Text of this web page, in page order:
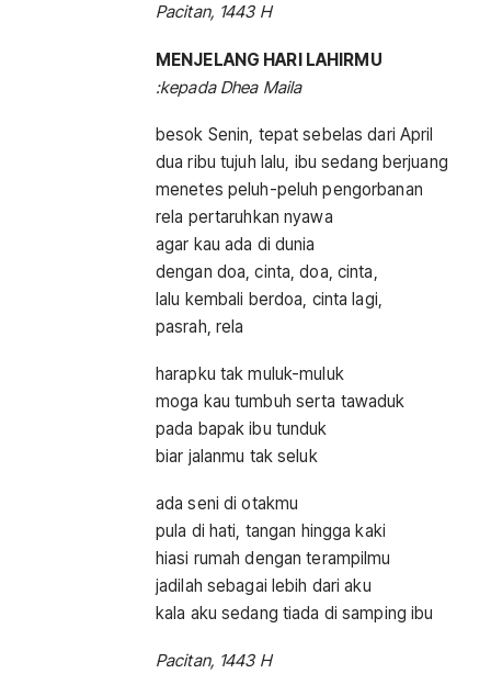
Pacitan, 1443 H
MENJELANG HARI LAHIRMU
:kepada Dhea Maila
besok Senin, tepat sebelas dari April
dua ribu tujuh lalu, ibu sedang berjuang
menetes peluh-peluh pengorbanan
rela pertaruhkan nyawa
agar kau ada di dunia
dengan doa, cinta, doa, cinta,
lalu kembali berdoa, cinta lagi,
pasrah, rela
harapku tak muluk-muluk
moga kau tumbuh serta tawaduk
pada bapak ibu tunduk
biar jalanmu tak seluk
ada seni di otakmu
pula di hati, tangan hingga kaki
hiasi rumah dengan terampilmu
jadilah sebagai lebih dari aku
kala aku sedang tiada di samping ibu
Pacitan, 1443 H